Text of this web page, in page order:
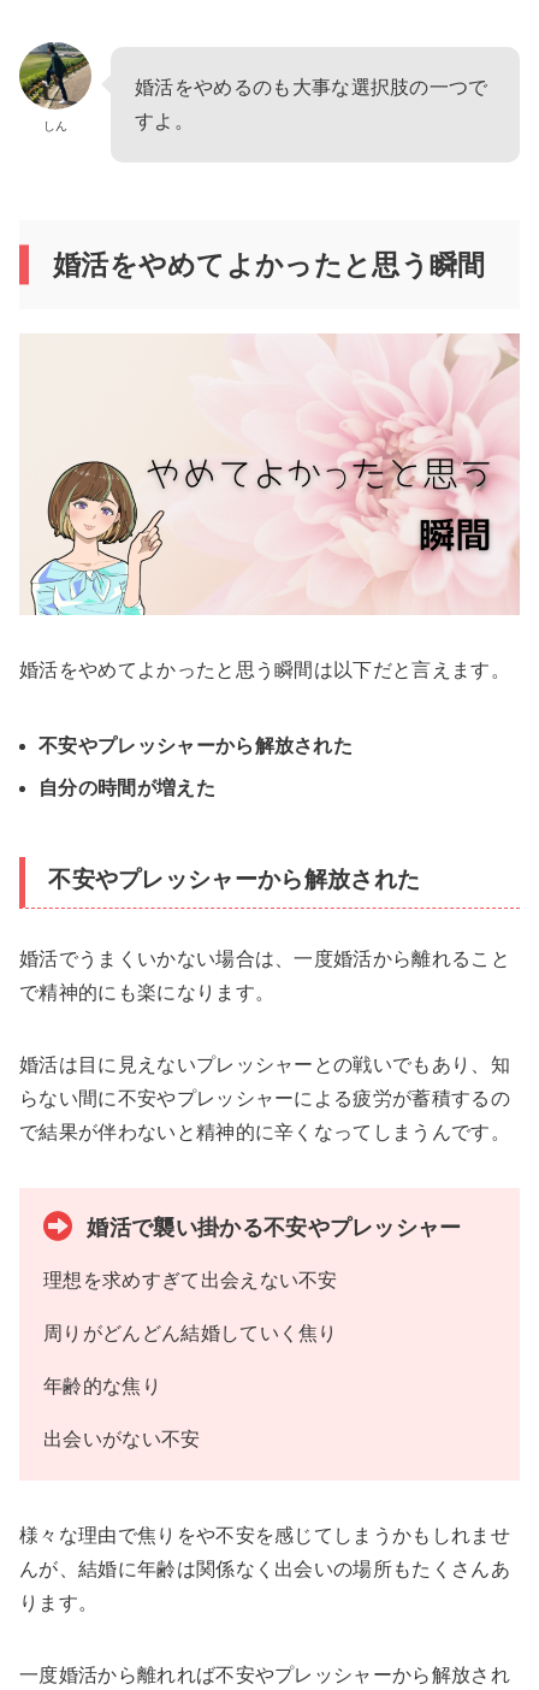
しん
婚活をやめるのも大事な選択肢の一つで
すよ。
婚活をやめてよかったと思う瞬間
婚活をやめてよかったと思う瞬間は以下だと言えます。
不安やプレッシャーから解放された
自分の時間が増えた
不安やプレッシャーから解放された
婚活でうまくいかない場合は、一度婚活から離れること
で精神的にも楽になります。
婚活は目に見えないプレッシャーとの戦いでもあり、知
らない間に不安やプレッシャーによる疲労が蓄積するの
で結果が伴わないと精神的に辛くなってしまうんです。
婚活で襲い掛かる不安やプレッシャー
理想を求めすぎて出会えない不安
周りがどんどん結婚していく焦り
年齢的な焦り
出会いがない不安
様々な理由で焦りをや不安を感じてしまうかもしれませ
んが、結婚に年齢は関係なく出会いの場所もたくさんあ
ります。
一度婚活から離れれば不安やプレッシャーから解放され